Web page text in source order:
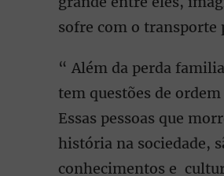
sofre com o transporte
“ Além da perda
tem questões de
Essas pessoas que
história na sociedade,
conhecimentos e